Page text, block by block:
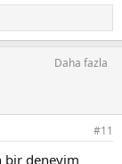
Daha fazla
#11
bir deneyim